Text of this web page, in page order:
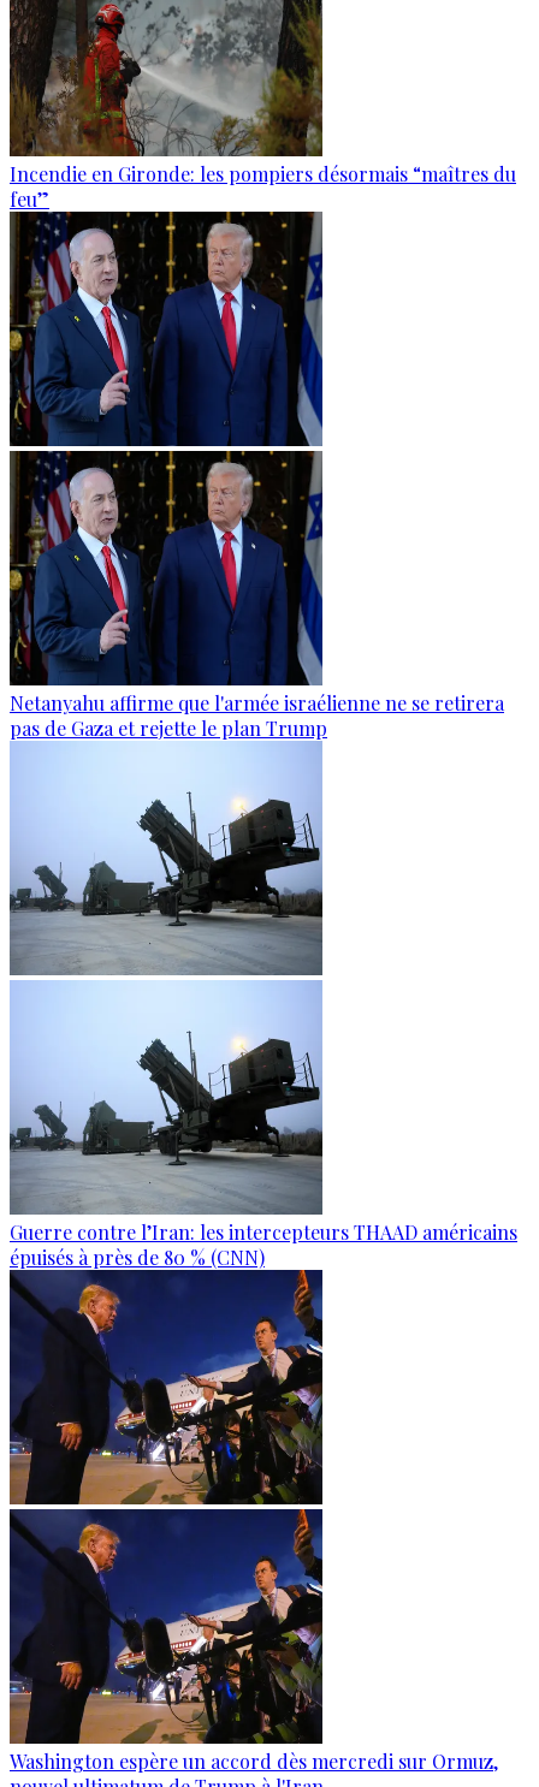
Incendie en Gironde: les pompiers désormais “maîtres du
feu”
Netanyahu affirme que l'armée israélienne ne se retirera
pas de Gaza et rejette le plan Trump
Guerre contre l’Iran: les intercepteurs THAAD américains
épuisés à près de 80 % (CNN)
Washington espère un accord dès mercredi sur Ormuz,